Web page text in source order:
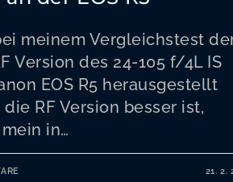
meinem Vergleichstest
Version des 24-105 f/4L IS
EOS R5 herausgestellt
die RF Version besser ist,
in…
21. 2.